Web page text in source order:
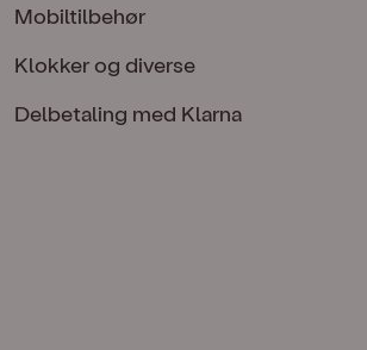
Mobiltilbehør
Klokker og diverse
Delbetaling med Klarna